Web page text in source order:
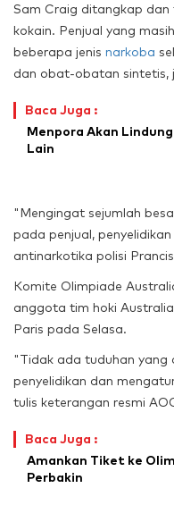
Sam Craig ditangkap
kokain. Penjual yang
beberapa jenis narkoba
dan obat-obatan sintetis,
Baca Juga :
Menpora Akan
Lain
"Mengingat sejumlah
pada penjual,
antinarkotika polisi
Komite Olimpiade
anggota tim hoki
Paris pada Selasa.
"Tidak ada tuduhan yang
penyelidikan dan
tulis keterangan resmi
Baca Juga :
Amankan Tiket ke
Perbakin